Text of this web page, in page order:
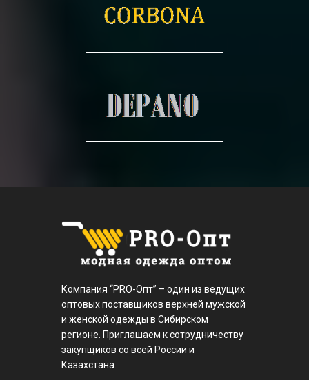
Компания “PRO-Опт” – один из ведущих
оптовых поставщиков верхней мужской
и женской одежды в Сибирском
регионе. Приглашаем к сотрудничеству
закупщиков со всей России и
Казахстана.